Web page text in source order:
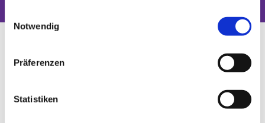
Notwendig
Präferenzen
Statistiken